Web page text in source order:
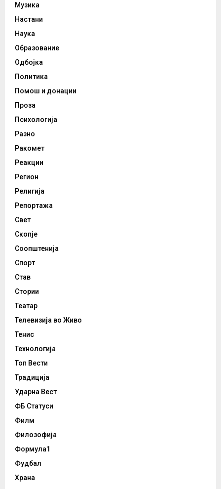
Музика
Настани
Наука
Образование
Одбојка
Политика
Помош и донации
Проза
Психологија
Разно
Ракомет
Реакции
Регион
Религија
Репортажа
Свет
Скопје
Соопштенија
Спорт
Став
Стории
Театар
Телевизија во Живо
Тенис
Технологија
Топ Вести
Традиција
Ударна Вест
ФБ Статуси
Филм
Филозофија
Формула1
Фудбал
Храна